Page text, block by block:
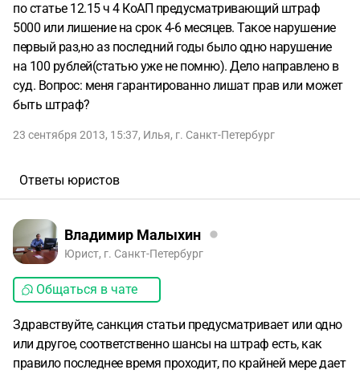
по статье 12.15 ч 4 КоАП предусматривающий штраф
5000 или лишение на срок 4-6 месяцев. Такое нарушение
первый раз,но аз последний годы было одно нарушение
на 100 рублей(статью уже не помню). Дело направлено в
суд. Вопрос: меня гарантированно лишат прав или может
быть штраф?
23 сентября 2013, 15:37, Илья, г. Санкт-Петербург
Ответы юристов
Владимир Малыхин
Юрист, г. Санкт-Петербург
Общаться в чате
Здравствуйте, санкция статьи предусматривает или одно
или другое, соответственно шансы на штраф есть, как
правило последнее время проходит, по крайней мере дает